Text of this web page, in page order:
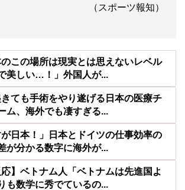
（スポーツ報知）
この場所は現実とは思えないレベル
美しい…！」外国人が...
ても手術をやり遂げる日本の医療チ
ム、海外でも凄すぎる...
日本！」日本とドイツの仕事効率の
が分かる数字に海外が...
応】ベトナム人「ベトナムは先進国よ
も数学に秀でているの...